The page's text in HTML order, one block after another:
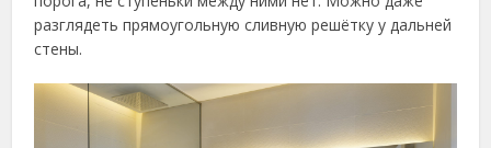
разглядеть прямоугольную сливную решётку у дальней
стены.